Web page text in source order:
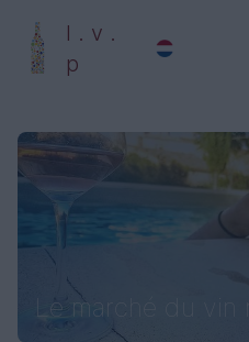
l . v .
p
Le marché du vin